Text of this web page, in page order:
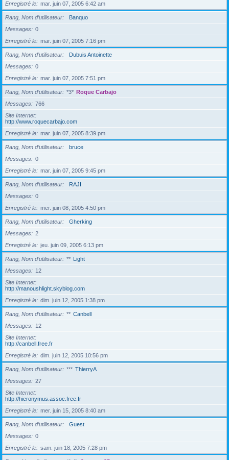
Enregistré le
mar. juin 07, 2005 6:42 am
Rang, Nom d’utilisateur
Banquo
Messages
0
Enregistré le
mar. juin 07, 2005 7:16 pm
Rang, Nom d’utilisateur
Dubuis Antoinette
Messages
0
Enregistré le
mar. juin 07, 2005 7:51 pm
Rang, Nom d’utilisateur *3* Roque Carbajo
Messages
766
Site Internet
http://www.roquecarbajo.com
Enregistré le
mar. juin 07, 2005 8:39 pm
Rang, Nom d’utilisateur
bruce
Messages
0
Enregistré le
mar. juin 07, 2005 9:45 pm
Rang, Nom d’utilisateur
RAJI
Messages
0
Enregistré le
mer. juin 08, 2005 4:50 pm
Rang, Nom d’utilisateur
Gherking
Messages
2
Enregistré le
jeu. juin 09, 2005 6:13 pm
Rang, Nom d’utilisateur ** Light
Messages
12
Site Internet
http://manoushlight.skyblog.com
Enregistré le
dim. juin 12, 2005 1:38 pm
Rang, Nom d’utilisateur ** Canbell
Messages
12
Site Internet
http://canbell.free.fr
Enregistré le
dim. juin 12, 2005 10:56 pm
Rang, Nom d’utilisateur *** ThierryA
Messages
27
Site Internet
http://hieronymus.assoc.free.fr
Enregistré le
mer. juin 15, 2005 8:40 am
Rang, Nom d’utilisateur
Guest
Messages
0
Enregistré le
sam. juin 18, 2005 7:28 pm